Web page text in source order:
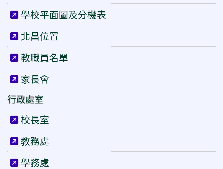
學校平面圖及分機表
北昌位置
教職員名單
家長會
行政處室
校長室
教務處
學務處